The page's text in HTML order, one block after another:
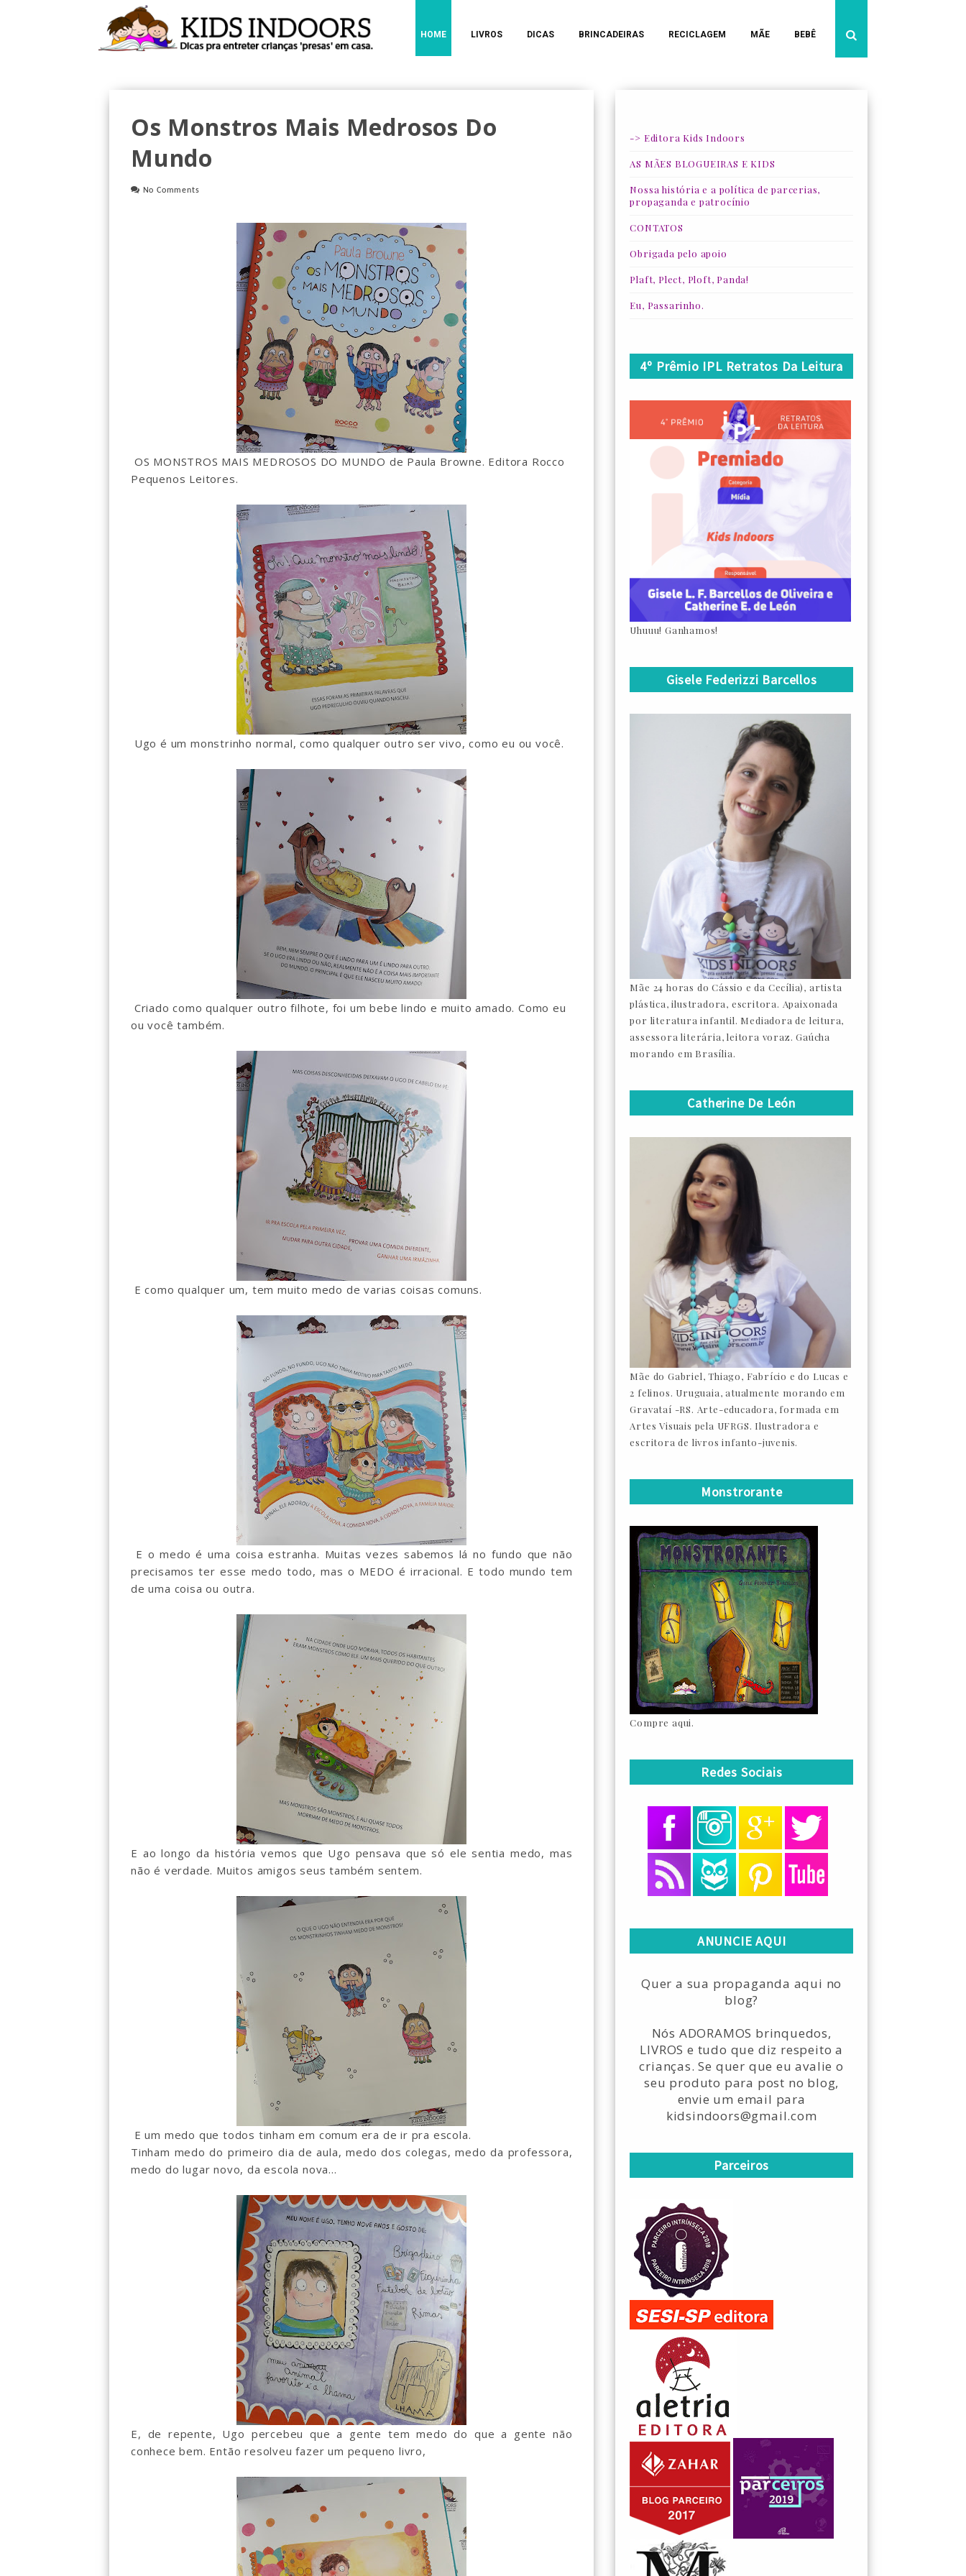
HOME LIVROS DICAS BRINCADEIRAS RECICLAGEM MÃE BEBÊ
Os Monstros Mais Medrosos Do
Mundo
No Comments
OS MONSTROS MAIS MEDROSOS DO MUNDO de Paula Browne. Editora Rocco
Pequenos Leitores.
Ugo é um monstrinho normal, como qualquer outro ser vivo, como eu ou você.
Criado como qualquer outro filhote, foi um bebe lindo e muito amado. Como eu
ou você também.
E como qualquer um, tem muito medo de varias coisas comuns.
E o medo é uma coisa estranha. Muitas vezes sabemos lá no fundo que não
precisamos ter esse medo todo, mas o MEDO é irracional. E todo mundo tem
de uma coisa ou outra.
E ao longo da história vemos que Ugo pensava que só ele sentia medo, mas
não é verdade. Muitos amigos seus também sentem.
E um medo que todos tinham em comum era de ir pra escola.
Tinham medo do primeiro dia de aula, medo dos colegas, medo da professora,
medo do lugar novo, da escola nova...
E, de repente, Ugo percebeu que a gente tem medo do que a gente não
conhece bem. Então resolveu fazer um pequeno livro,
-> Editora Kids Indoors
AS MÃES BLOGUEIRAS E KIDS
Nossa história e a política de parcerias,
propaganda e patrocínio
CONTATOS
Obrigada pelo apoio
Plaft, Plect, Ploft, Panda!
Eu, Passarinho.
4º Prêmio IPL Retratos Da Leitura
Uhuuu! Ganhamos!
Gisele Federizzi Barcellos
Mãe 24 horas do Cássio e da Cecília), artista
plástica, ilustradora, escritora. Apaixonada
por literatura infantil. Mediadora de leitura,
assessora literária, leitora voraz. Gaúcha
morando em Brasília.
Catherine De León
Mãe do Gabriel, Thiago, Fabrício e do Lucas e
2 felinos. Uruguaia, atualmente morando em
Gravataí -RS. Arte-educadora, formada em
Artes Visuais pela UFRGS. Ilustradora e
escritora de livros infanto-juvenis.
Monstrorante
Compre aqui.
Redes Sociais
ANUNCIE AQUI
Quer a sua propaganda aqui no
blog?
Nós ADORAMOS brinquedos,
LIVROS e tudo que diz respeito a
crianças. Se quer que eu avalie o
seu produto para post no blog,
envie um email para
kidsindoors@gmail.com
Parceiros